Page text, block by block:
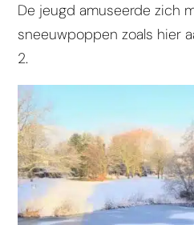
De jeugd amuseerde zich
sneeuwpoppen zoals hier
2.